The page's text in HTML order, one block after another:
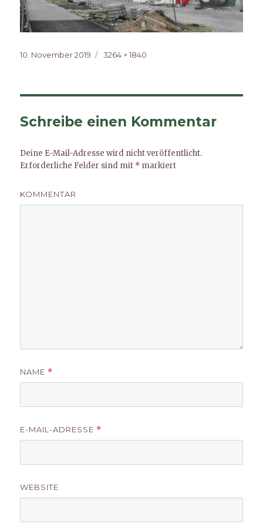
Veröffentlicht
10. November 2019
Volle
3264 × 1840
Schreibe einen Kommentar
Deine E-Mail-Adresse wird nicht veröffentlicht.
Erforderliche Felder sind mit * markiert
KOMMENTAR
NAME *
E-MAIL-ADRESSE *
WEBSITE